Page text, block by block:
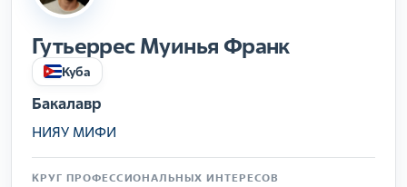
Гутьеррес Муинья Франк
Куба
Бакалавр
НИЯУ МИФИ
КРУГ ПРОФЕССИОНАЛЬНЫХ ИНТЕРЕСОВ